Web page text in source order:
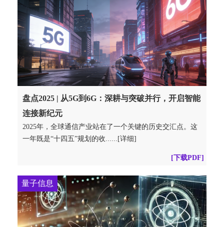
盘点2025 | 从5G到6G：深耕与突破并行，开启智能
连接新纪元
2025年，全球通信产业站在了一个关键的历史交汇点。这
一年既是“十四五”规划的收......[详细]
[下载PDF]
量子信息